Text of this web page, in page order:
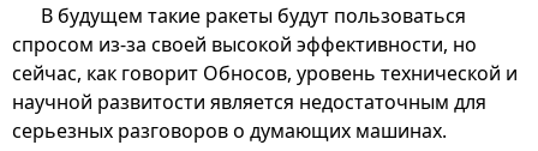
В будущем такие ракеты будут пользоваться
спросом из-за своей высокой эффективности, но
сейчас, как говорит Обносов, уровень технической и
научной развитости является недостаточным для
серьезных разговоров о думающих машинах.